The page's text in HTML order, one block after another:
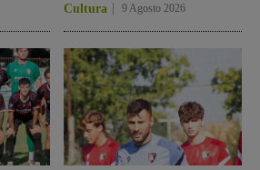
Cultura 9 Agosto 2026